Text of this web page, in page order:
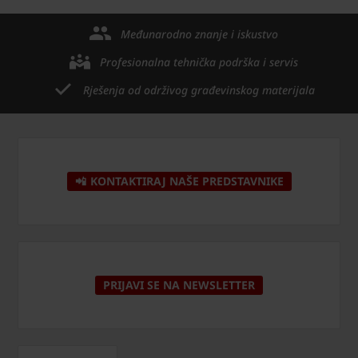
Međunarodno znanje i iskustvo
Profesionalna tehnička podrška i servis
Rješenja od održivog građevinskog materijala
📲 KONTAKTIRAJ NAŠE PREDSTAVNIKE
PRIJAVI SE NA NEWSLETTER